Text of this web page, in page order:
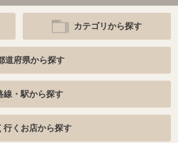
カテゴリから探す
道府県から探す
線・駅から探す
行くお店から探す